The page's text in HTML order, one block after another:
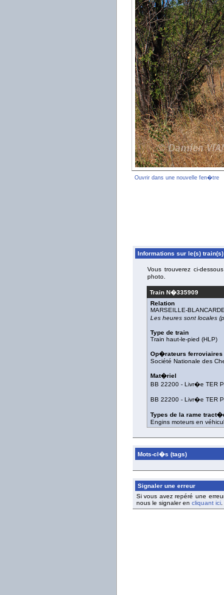
Ouvrir dans une nouvelle fen�tre
Informations sur le(s) train(s)
Vous trouverez ci-
photo.
Train N�335909
Relation
MARSEILLE-BLANCARDE
Les heures sont locales
Type de train
Train haut-le-pied (HLP)
Op�rateurs ferroviaires
Société Nationale des
Mat�riel
BB 22200 - Livr�e TER
BB 22200 - Livr�e TER
Types de la rame
Engins moteurs en
Mots-cl�s (tags)
Signaler une erreur
Si vous avez repéré une
nous le signaler en cliquant ici.